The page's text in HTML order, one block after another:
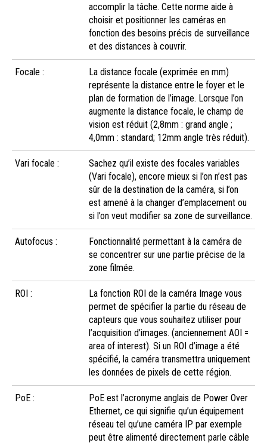
accomplir la tâche. Cette norme aide à
choisir et positionner les caméras en
fonction des besoins précis de surveillance
et des distances à couvrir.
Focale :
La distance focale (exprimée en mm)
représente la distance entre le foyer et le
plan de formation de l’image. Lorsque l’on
augmente la distance focale, le champ de
vision est réduit (2,8mm : grand angle ;
4,0mm : standard; 12mm angle très réduit).
Vari focale :
Sachez qu’il existe des focales variables
(Vari focale), encore mieux si l’on n’est pas
sûr de la destination de la caméra, si l’on
est amené à la changer d’emplacement ou
si l’on veut modifier sa zone de surveillance.
Autofocus :
Fonctionnalité permettant à la caméra de
se concentrer sur une partie précise de la
zone filmée.
ROI :
La fonction ROI de la caméra Image vous
permet de spécifier la partie du réseau de
capteurs que vous souhaitez utiliser pour
l’acquisition d’images. (anciennement AOI =
area of ​​interest). Si un ROI d’image a été
spécifié, la caméra transmettra uniquement
les données de pixels de cette région.
PoE :
PoE est l’acronyme anglais de Power Over
Ethernet, ce qui signifie qu’un équipement
réseau tel qu’une caméra IP par exemple
peut être alimenté directement parle câble